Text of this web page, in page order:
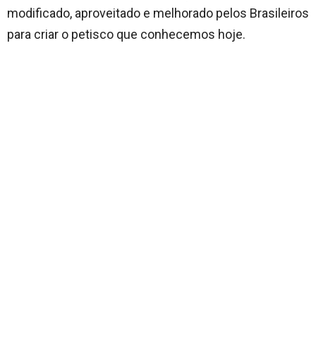
modificado, aproveitado e melhorado pelos Brasileiros
para criar o petisco que conhecemos hoje.